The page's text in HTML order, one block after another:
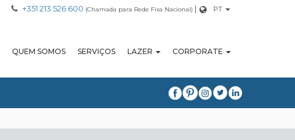
+351 213 526 600 (Chamada para Rede Fixa Nacional) | PT
QUEM SOMOS SERVIÇOS LAZER CORPORATE